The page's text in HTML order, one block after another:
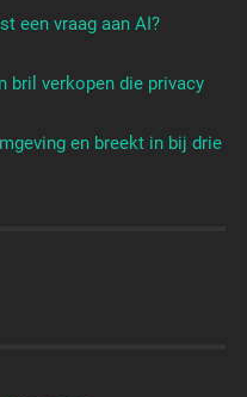
een vraag aan AI?
bril verkopen die privacy
en breekt in bij drie